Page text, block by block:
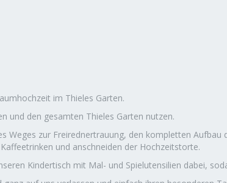
im Thieles Garten.
und den gesamten Thieles Garten nutzen.
Weges zur Freirednertrauung, den kompletten
und anschneiden der Hochzeitstorte.
Kindertisch mit Mal- und Spielutensilien dabei,